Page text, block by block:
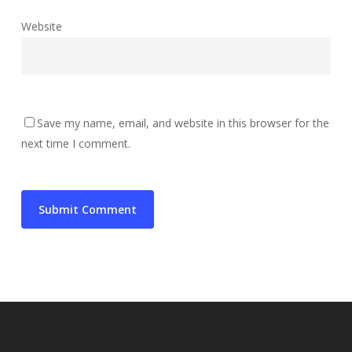
Website
Save my name, email, and website in this browser for the
next time I comment.